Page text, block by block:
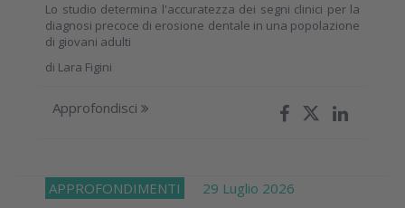
Lo studio determina l'accuratezza dei segni clinici per la
diagnosi precoce di erosione dentale in una popolazione
di giovani adulti
di Lara Figini
Approfondisci
APPROFONDIMENTI 29 Luglio 2026